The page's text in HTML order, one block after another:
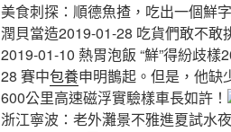
美食刺探：順德魚揸，吃出一個鮮
潤貝當造2019-01-28 吃貨們敢不敢
2019-01-10 熱胃泡飯 “鮮”得紛歧
28 賽中包養申明鵲起。但是，他
600公里高速磁浮實驗樣車長如許！
浙江寧波：老外灘景不雅進夏試水